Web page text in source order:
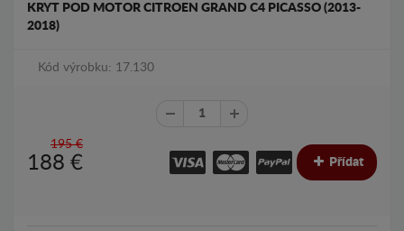
KRYT POD MOTOR CITROEN GRAND C4 PICASSO (2013-
2018)
Kód výrobku: 17.130
195 €
188 € Přídat